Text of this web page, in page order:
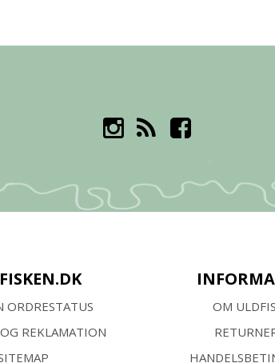
ORDRESTATUS
REKLAMATION
OM